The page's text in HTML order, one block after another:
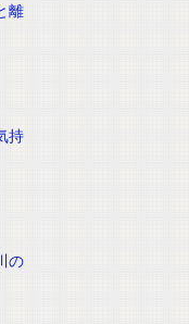
離
持
の